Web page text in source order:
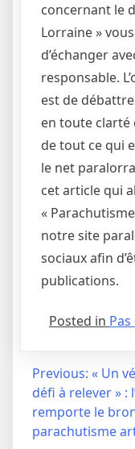
concernant le
Lorraine »
d’échanger
responsable.
est de
en toute clarté
de tout ce qui
le net
cet article qui
«
notre site
sociaux afin
publications.
Posted in
Navigation
l’article
Previous: « Un
défi à relever » :
remporte le
parachutisme